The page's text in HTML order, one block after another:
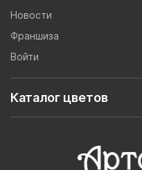
Новости
Франшиза
Войти
Каталог цветов